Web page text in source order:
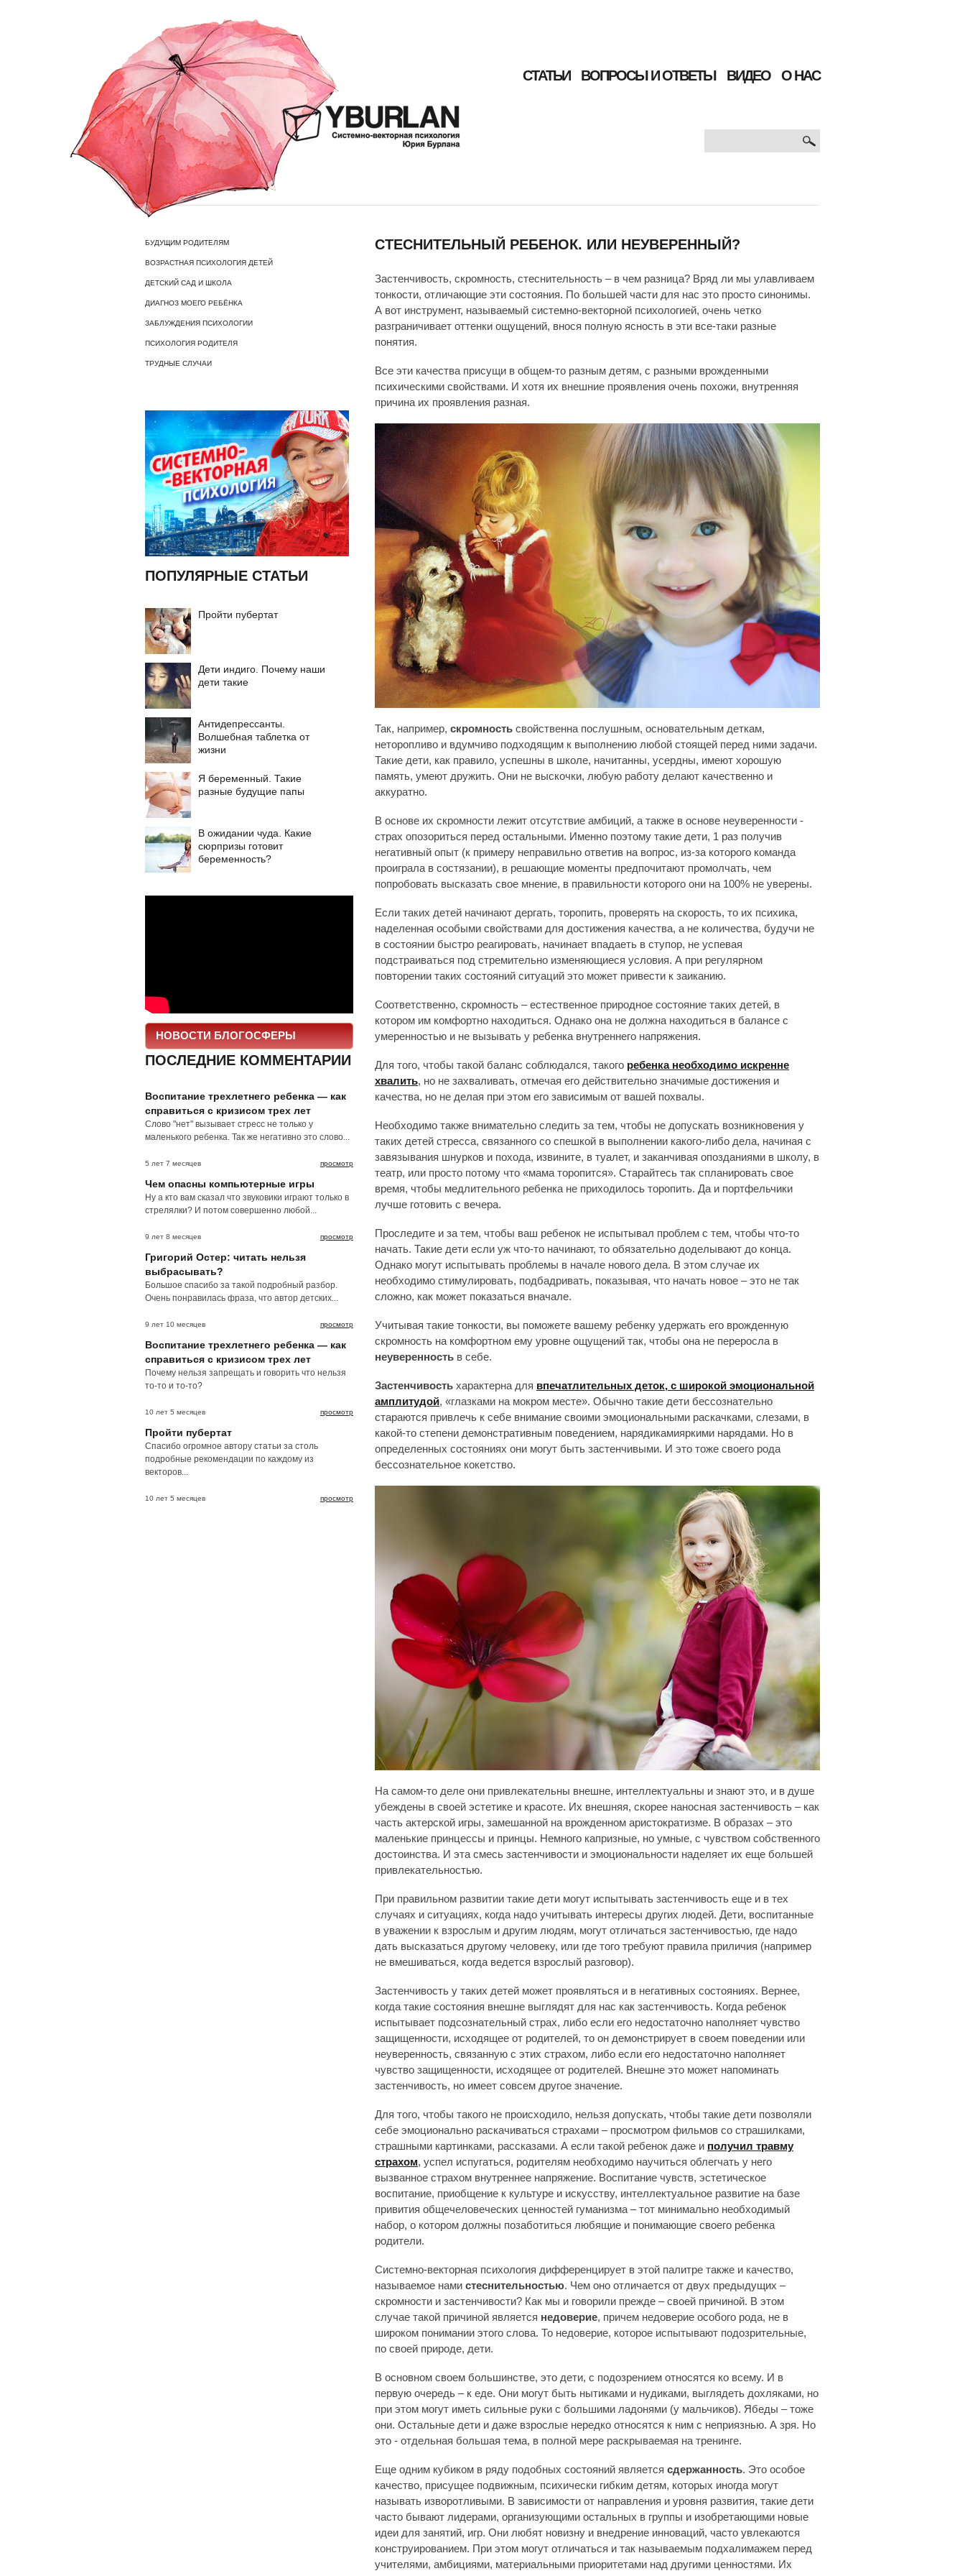
СТАТЬИ ВОПРОСЫ И ОТВЕТЫ ВИДЕО О НАС
ПОИСКА
БУДУЩИМ РОДИТЕЛЯМ
ВОЗРАСТНАЯ ПСИХОЛОГИЯ ДЕТЕЙ
ДЕТСКИЙ САД И ШКОЛА
ДИАГНОЗ МОЕГО РЕБЁНКА
ЗАБЛУЖДЕНИЯ ПСИХОЛОГИИ
ПСИХОЛОГИЯ РОДИТЕЛЯ
ТРУДНЫЕ СЛУЧАИ
ПОПУЛЯРНЫЕ СТАТЬИ
Пройти пубертат
Дети индиго. Почему наши
дети такие
Антидепрессанты.
Волшебная таблетка от
жизни
Я беременный. Такие
разные будущие папы
В ожидании чуда. Какие
сюрпризы готовит
беременность?
НОВОСТИ БЛОГОСФЕРЫ
ПОСЛЕДНИЕ КОММЕНТАРИИ
Воспитание трехлетнего ребенка — как
справиться с кризисом трех лет
Слово "нет" вызывает стресс не только у
маленького ребенка. Так же негативно это слово...
просмотр
5 лет 7 месяцев
Чем опасны компьютерные игры
Ну а кто вам сказал что звуковики играют только в
стрелялки? И потом совершенно любой...
просмотр
9 лет 8 месяцев
Григорий Остер: читать нельзя
выбрасывать?
Большое спасибо за такой подробный разбор.
Очень понравилась фраза, что автор детских...
просмотр
9 лет 10 месяцев
Воспитание трехлетнего ребенка — как
справиться с кризисом трех лет
Почему нельзя запрещать и говорить что нельзя
то-то и то-то?
просмотр
10 лет 5 месяцев
Пройти пубертат
Спасибо огромное автору статьи за столь
подробные рекомендации по каждому из
векторов...
просмотр
10 лет 5 месяцев
СТЕСНИТЕЛЬНЫЙ РЕБЕНОК. ИЛИ НЕУВЕРЕННЫЙ?
Застенчивость, скромность, стеснительность – в чем разница? Вряд ли мы улавливаем
тонкости, отличающие эти состояния. По большей части для нас это просто синонимы.
А вот инструмент, называемый системно-векторной психологией, очень четко
разграничивает оттенки ощущений, внося полную ясность в эти все-таки разные
понятия.
Все эти качества присущи в общем-то разным детям, с разными врожденными
психическими свойствами. И хотя их внешние проявления очень похожи, внутренняя
причина их проявления разная.
Так, например, скромность свойственна послушным, основательным деткам,
неторопливо и вдумчиво подходящим к выполнению любой стоящей перед ними задачи.
Такие дети, как правило, успешны в школе, начитанны, усердны, имеют хорошую
память, умеют дружить. Они не выскочки, любую работу делают качественно и
аккуратно.
В основе их скромности лежит отсутствие амбиций, а также в основе неуверенности -
страх опозориться перед остальными. Именно поэтому такие дети, 1 раз получив
негативный опыт (к примеру неправильно ответив на вопрос, из-за которого команда
проиграла в состязании), в решающие моменты предпочитают промолчать, чем
попробовать высказать свое мнение, в правильности которого они на 100% не уверены.
Если таких детей начинают дергать, торопить, проверять на скорость, то их психика,
наделенная особыми свойствами для достижения качества, а не количества, будучи не
в состоянии быстро реагировать, начинает впадаеть в ступор, не успевая
подстраиваться под стремительно изменяющиеся условия. А при регулярном
повторении таких состояний ситуаций это может привести к заиканию.
Соответственно, скромность – естественное природное состояние таких детей, в
котором им комфортно находиться. Однако она не должна находиться в балансе с
умеренностью и не вызывать у ребенка внутреннего напряжения.
Для того, чтобы такой баланс соблюдался, такого ребенка необходимо искренне
хвалить, но не захваливать, отмечая его действительно значимые достижения и
качества, но не делая при этом его зависимым от вашей похвалы.
Необходимо также внимательно следить за тем, чтобы не допускать возникновения у
таких детей стресса, связанного со спешкой в выполнении какого-либо дела, начиная с
завязывания шнурков и похода, извините, в туалет, и заканчивая опозданиями в школу, в
театр, или просто потому что «мама торопится». Старайтесь так спланировать свое
время, чтобы медлительного ребенка не приходилось торопить. Да и портфельчики
лучше готовить с вечера.
Проследите и за тем, чтобы ваш ребенок не испытывал проблем с тем, чтобы что-то
начать. Такие дети если уж что-то начинают, то обязательно доделывают до конца.
Однако могут испытывать проблемы в начале нового дела. В этом случае их
необходимо стимулировать, подбадривать, показывая, что начать новое – это не так
сложно, как может показаться вначале.
Учитывая такие тонкости, вы поможете вашему ребенку удержать его врожденную
скромность на комфортном ему уровне ощущений так, чтобы она не переросла в
неуверенность в себе.
Застенчивость характерна для впечатлительных деток, с широкой эмоциональной
амплитудой, «глазками на мокром месте». Обычно такие дети бессознательно
стараются привлечь к себе внимание своими эмоциональными раскачками, слезами, в
какой-то степени демонстративным поведением, нарядикамияркими нарядами. Но в
определенных состояниях они могут быть застенчивыми. И это тоже своего рода
бессознательное кокетство.
На самом-то деле они привлекательны внешне, интеллектуальны и знают это, и в душе
убеждены в своей эстетике и красоте. Их внешняя, скорее наносная застенчивость – как
часть актерской игры, замешанной на врожденном аристократизме. В образах – это
маленькие принцессы и принцы. Немного капризные, но умные, с чувством собственного
достоинства. И эта смесь застенчивости и эмоциональности наделяет их еще большей
привлекательностью.
При правильном развитии такие дети могут испытывать застенчивость еще и в тех
случаях и ситуациях, когда надо учитывать интересы других людей. Дети, воспитанные
в уважении к взрослым и другим людям, могут отличаться застенчивостью, где надо
дать высказаться другому человеку, или где того требуют правила приличия (например
не вмешиваться, когда ведется взрослый разговор).
Застенчивость у таких детей может проявляться и в негативных состояниях. Вернее,
когда такие состояния внешне выглядят для нас как застенчивость. Когда ребенок
испытывает подсознательный страх, либо если его недостаточно наполняет чувство
защищенности, исходящее от родителей, то он демонстрирует в своем поведении или
неуверенность, связанную с этих страхом, либо если его недостаточно наполняет
чувство защищенности, исходящее от родителей. Внешне это может напоминать
застенчивость, но имеет совсем другое значение.
Для того, чтобы такого не происходило, нельзя допускать, чтобы такие дети позволяли
себе эмоционально раскачиваться страхами – просмотром фильмов со страшилками,
страшными картинками, рассказами. А если такой ребенок даже и получил травму
страхом, успел испугаться, родителям необходимо научиться облегчать у него
вызванное страхом внутреннее напряжение. Воспитание чувств, эстетическое
воспитание, приобщение к культуре и искусству, интеллектуальное развитие на базе
привития общечеловеческих ценностей гуманизма – тот минимально необходимый
набор, о котором должны позаботиться любящие и понимающие своего ребенка
родители.
Системно-векторная психология дифференцирует в этой палитре также и качество,
называемое нами стеснительностью. Чем оно отличается от двух предыдущих –
скромности и застенчивости? Как мы и говорили прежде – своей причиной. В этом
случае такой причиной является недоверие, причем недоверие особого рода, не в
широком понимании этого слова. То недоверие, которое испытывают подозрительные,
по своей природе, дети.
В основном своем большинстве, это дети, с подозрением относятся ко всему. И в
первую очередь – к еде. Они могут быть нытиками и нудиками, выглядеть дохляками, но
при этом могут иметь сильные руки с большими ладонями (у мальчиков). Ябеды – тоже
они. Остальные дети и даже взрослые нередко относятся к ним с неприязнью. А зря. Но
это - отдельная большая тема, в полной мере раскрываемая на тренинге.
Еще одним кубиком в ряду подобных состояний является сдержанность. Это особое
качество, присущее подвижным, психически гибким детям, которых иногда могут
называть изворотливыми. В зависимости от направления и уровня развития, такие дети
часто бывают лидерами, организующими остальных в группы и изобретающими новые
идеи для занятий, игр. Они любят новизну и внедрение инноваций, часто увлекаются
конструированием. При этом могут отличаться и так называемым подхалимажем перед
учителями, амбициями, материальными приоритетами над другими ценностями. Их